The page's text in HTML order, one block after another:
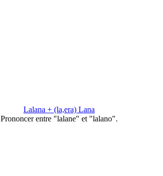
Lalana + (la,era) Lana
Prononcer entre "lalane" et "lalano".